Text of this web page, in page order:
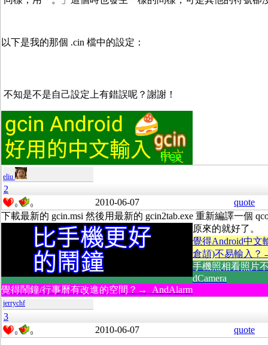
以下是我的那個 .cin 檔中的設定：
不知是不是自己設定上有錯誤呢？謝謝！
eliu
2
0 0 2010-06-07
quote
下載最新的 gcin.msi 然後用最新的 gcin2tab.exe 重新編譯一個
原來的就好了。
覺得Android中文
倉頡)不易輸入？
手機照相看照片
dCamera
覺得鬧鐘/行事曆有改進的空間？→ AndAlarm
jerrychf
3
0 0 2010-06-07 quote